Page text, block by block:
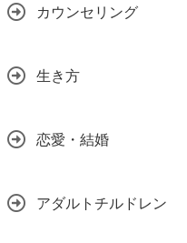
カウンセリング
生き方
恋愛・結婚
アダルトチルドレン